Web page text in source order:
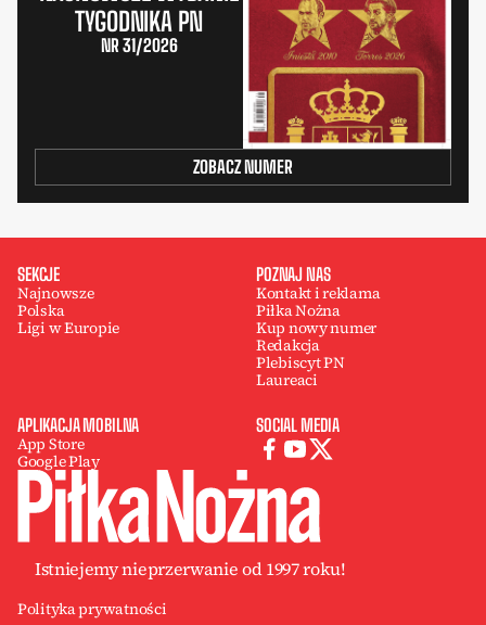
TYGODNIKA PN
NR 31/2026
ZOBACZ NUMER
SEKCJE
Najnowsze
Polska
Ligi w Europie
POZNAJ NAS
Kontakt i reklama
Piłka Nożna
Kup nowy numer
Redakcja
Plebiscyt PN
Laureaci
APLIKACJA MOBILNA
App Store
Google Play
SOCIAL MEDIA
Istniejemy nieprzerwanie od 1997 roku!
Polityka prywatności